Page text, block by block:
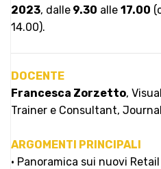
2023, dalle 9.30 alle 17.00
14.00).
DOCENTE
Francesca Zorzetto,
Trainer e Consultant,
ARGOMENTI PRINCIPALI
• Panoramica sui nuovi